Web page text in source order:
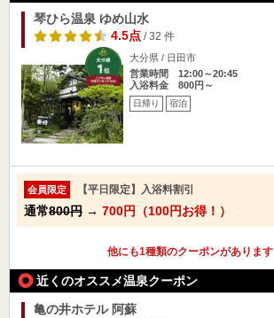
琴ひら温泉 ゆめ山水
4.5点/ 32 件
大分県 / 日田市
営業時間 12:00～20:45
入浴料金 800円～
日帰り 宿泊
会員限定 【平日限定】入浴料割引
通常800円 → 700円（100円お得！）
他にも1種類のクーポンがあります
近くのオススメ温泉クーポン
亀の井ホテル 阿蘇